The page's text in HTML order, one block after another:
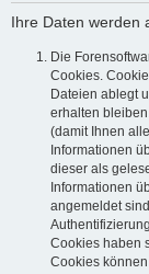
Ihre Daten werden
Die
Cookies.
Dateien ablegt
erhalten
(damit Ihnen
Informationen
dieser als
Informationen
angemeldet
Cookies haben
Cookies